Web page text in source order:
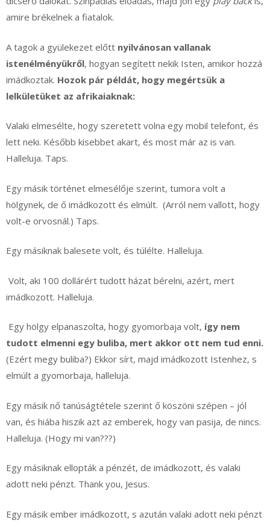
amire brékelnek a fiatalok.
A tagok a gyülekezet előtt nyilvánosan vallanak
istenélményükről, hogyan segített nekik Isten, amikor hozzá
imádkoztak. Hozok pár példát, hogy megértsük a
lelkületüket az afrikaiaknak:
Valaki elmesélte, hogy szeretett volna egy mobil telefont, és
lett neki. Később kisebbet akart, és most már az is van.
Halleluja. Taps.
Egy másik történet elmesélője szerint, tumora volt a
hölgynek, de ő imádkozott és elmúlt. (Arról nem vallott, hogy
volt-e orvosnál.) Taps.
Egy másiknak balesete volt, és túlélte. Halleluja.
Volt, aki 100 dollárért tudott házat bérelni, azért, mert
imádkozott. Halleluja.
Egy hölgy elpanaszolta, hogy gyomorbaja volt, így nem
tudott elmenni egy buliba, mert akkor ott nem tud enni.
(Ezért megy buliba?) Ekkor sírt, majd imádkozott Istenhez, s
elmúlt a gyomorbaja, halleluja.
Egy másik nő tanúságtétele szerint ő köszöni szépen – jól
van, és hiába hiszik azt az emberek, hogy van pasija, de nincs.
Halleluja. (Hogy mi van???)
Egy másiknak ellopták a pénzét, de imádkozott, és valaki
adott neki pénzt. Thank you, Jesus.
Egy másik ember imádkozott, s azután valaki adott neki pénzt